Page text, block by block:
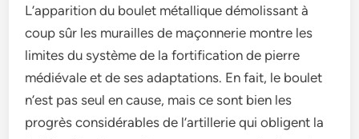
L’apparition du boulet métallique démolissant à
coup sûr les murailles de maçonnerie montre les
limites du système de la fortification de pierre
médiévale et de ses adaptations. En fait, le boulet
n’est pas seul en cause, mais ce sont bien les
progrès considérables de l’artillerie qui obligent la